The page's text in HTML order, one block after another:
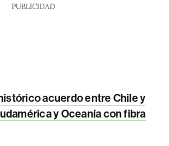
PUBLICIDAD
acuerdo entre Chile y
y Oceanía con fibra